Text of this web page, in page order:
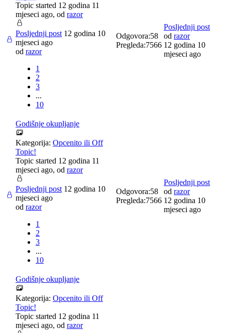
Topic started 12 godina 11
mjeseci ago, od razor
Posljednji post 12 godina 10
mjeseci ago
od razor
1
2
3
...
10
Odgovora:58
Pregleda:7566
Posljednji post
od razor
12 godina 10
mjeseci ago
Godišnje okupljanje
Kategorija: Opcenito ili Off
Topic!
Topic started 12 godina 11
mjeseci ago, od razor
Posljednji post 12 godina 10
mjeseci ago
od razor
1
2
3
...
10
Odgovora:58
Pregleda:7566
Posljednji post
od razor
12 godina 10
mjeseci ago
Godišnje okupljanje
Kategorija: Opcenito ili Off
Topic!
Topic started 12 godina 11
mjeseci ago, od razor